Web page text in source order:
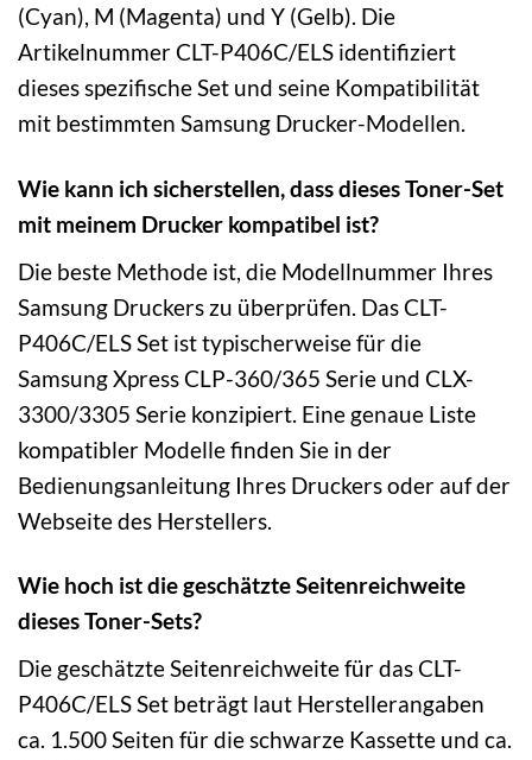
(Cyan), M (Magenta) und Y (Gelb). Die
Artikelnummer CLT-P406C/ELS identifiziert
dieses spezifische Set und seine Kompatibilität
mit bestimmten Samsung Drucker-Modellen.
Wie kann ich sicherstellen, dass dieses Toner-Set
mit meinem Drucker kompatibel ist?
Die beste Methode ist, die Modellnummer Ihres
Samsung Druckers zu überprüfen. Das CLT-
P406C/ELS Set ist typischerweise für die
Samsung Xpress CLP-360/365 Serie und CLX-
3300/3305 Serie konzipiert. Eine genaue Liste
kompatibler Modelle finden Sie in der
Bedienungsanleitung Ihres Druckers oder auf der
Webseite des Herstellers.
Wie hoch ist die geschätzte Seitenreichweite
dieses Toner-Sets?
Die geschätzte Seitenreichweite für das CLT-
P406C/ELS Set beträgt laut Herstellerangaben
ca. 1.500 Seiten für die schwarze Kassette und ca.